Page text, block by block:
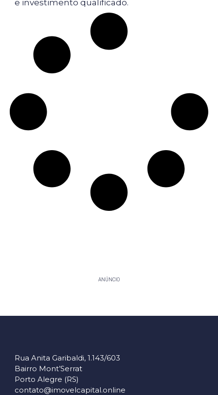
e investimento qualificado.
ANÚNCIO
Rua Anita Garibaldi, 1.143/603
Bairro Mont’Serrat
Porto Alegre (RS)
contato@imovelcapital.online